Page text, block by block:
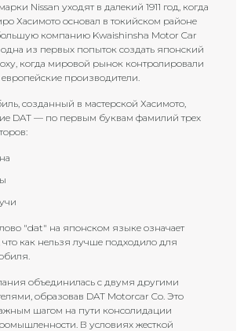
Nissan уходят в далекий 1911 год, когда
Хасимото основал в токийском районе
компанию Kwaishinsha Motor Car
из первых попыток создать японский
когда мировой рынок контролировали
производители.
созданный в мастерской Хасимото,
DAT — по первым буквам фамилий трех
"dat" на японском языке означает
что как нельзя лучше подходило для
объединилась с двумя другими
образовав DAT Motorcar Co. Это
шагом на пути консолидации
В условиях жесткой